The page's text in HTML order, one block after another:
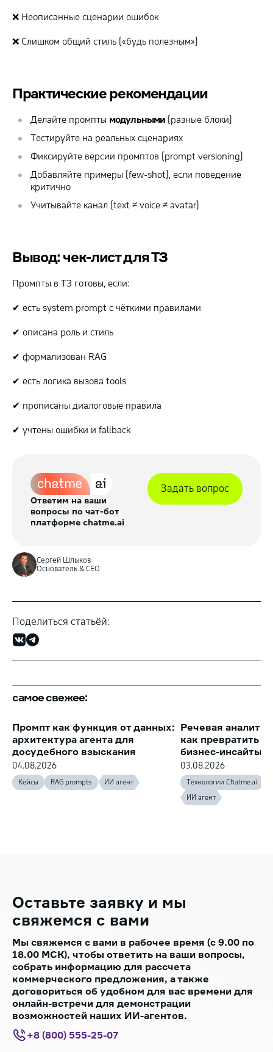
❌ Неописанные сценарии ошибок
❌ Слишком общий стиль («будь полезным»)
Практические рекомендации
Делайте промпты модульными (разные блоки)
Тестируйте на реальных сценариях
Фиксируйте версии промптов (prompt versioning)
Добавляйте примеры (few-shot), если поведение
критично
Учитывайте канал (text ≠ voice ≠ avatar)
Вывод: чек-лист для ТЗ
Промпты в ТЗ готовы, если:
✔ есть system prompt с чёткими правилами
✔ описана роль и стиль
✔ формализован RAG
✔ есть логика вызова tools
✔ прописаны диалоговые правила
✔ учтены ошибки и fallback
Ответим на ваши
вопросы по чат-бот
платформе chatme.ai
Задать вопрос
Сергей Шлыков
Основатель & CEO
Поделиться статьёй:
самое свежее:
Промпт как функция от данных:
архитектура агента для
досудебного взыскания
04.08.2026
Кейсы RAG prompts ИИ агент
Речевая
как превратить
бизнес-инсайты
03.08.2026
Технологии Chatme.ai
ИИ агент
Оставьте заявку и мы
свяжемся с вами
Мы свяжемся с вами в рабочее время (с 9.00 по
18.00 МСК), чтобы ответить на ваши вопросы,
собрать информацию для рассчета
коммерческого предложения, а также
договориться об удобном для вас времени для
онлайн-встречи для демонстрации
возможностей наших ИИ-агентов.
+8 (800) 555-25-07